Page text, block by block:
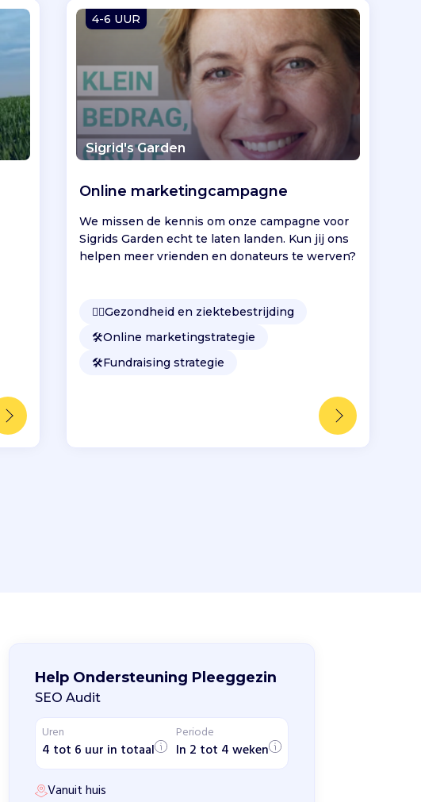
4-6 UUR
Sigrid's Garden
Online marketingcampagne
We missen de kennis om onze campagne voor
Sigrids Garden echt te laten landen. Kun jij ons
helpen meer vrienden en donateurs te werven?
👩‍⚕️Gezondheid en ziektebestrijding
🛠️Online marketingstrategie
🛠️Fundraising strategie
Help Ondersteuning Pleeggezin
SEO Audit
Uren
4 tot 6 uur in totaal
Periode
In 2 tot 4 weken
Vanuit huis